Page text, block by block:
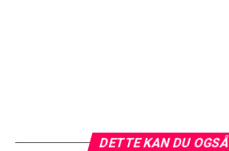
DETTE KAN DU